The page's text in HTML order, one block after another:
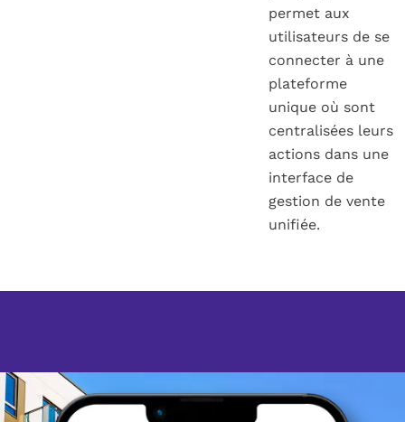
permet aux
utilisateurs de se
connecter à une
plateforme
unique où sont
centralisées leurs
actions dans une
interface de
gestion de vente
unifiée.